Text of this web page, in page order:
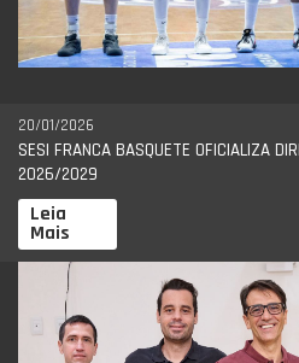
20/01/2026
SESI FRANCA BASQUETE OFICIALIZA
2026/2029
Leia
Mais